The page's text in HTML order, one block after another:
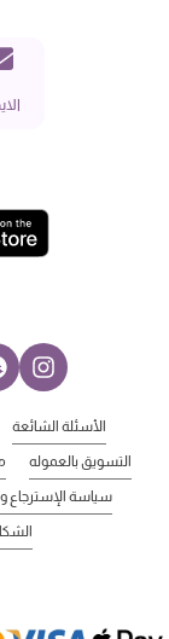
الأسئلة الشائعة
التسويق بالعموله
سياسة الإسترجاع